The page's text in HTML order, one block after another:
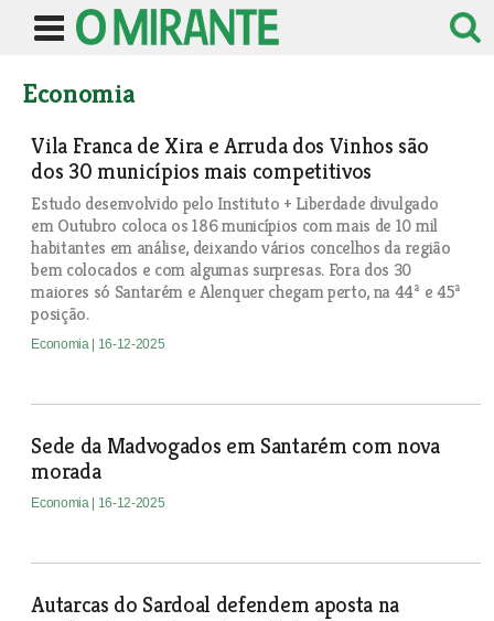
Economia
Vila Franca de Xira e Arruda dos Vinhos são
dos 30 municípios mais competitivos
Estudo desenvolvido pelo Instituto + Liberdade divulgado
em Outubro coloca os 186 municípios com mais de 10 mil
habitantes em análise, deixando vários concelhos da região
bem colocados e com algumas surpresas. Fora dos 30
maiores só Santarém e Alenquer chegam perto, na 44ª e 45ª
posição.
Economia | 16-12-2025
Sede da Madvogados em Santarém com nova
morada
Economia | 16-12-2025
Autarcas do Sardoal defendem aposta na